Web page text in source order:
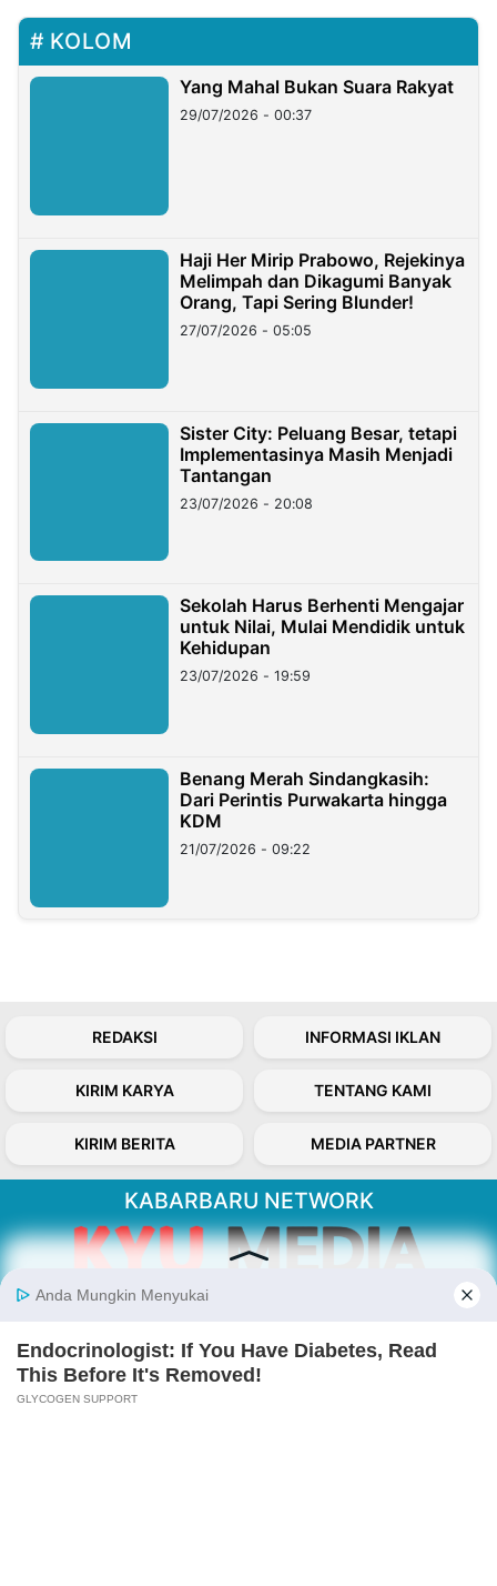
KOLOM
Yang Mahal Bukan Suara Rakyat
29/07/2026 - 00:37
Haji Her Mirip Prabowo, Rejekinya
Melimpah dan Dikagumi Banyak
Orang, Tapi Sering Blunder!
27/07/2026 - 05:05
Sister City: Peluang Besar, tetapi
Implementasinya Masih Menjadi
Tantangan
23/07/2026 - 20:08
Sekolah Harus Berhenti Mengajar
untuk Nilai, Mulai Mendidik untuk
Kehidupan
23/07/2026 - 19:59
Benang Merah Sindangkasih:
Dari Perintis Purwakarta hingga
KDM
21/07/2026 - 09:22
REDAKSI INFORMASI IKLAN
KIRIM KARYA TENTANG KAMI
KIRIM BERITA MEDIA PARTNER
KABARBARU NETWORK
Kabarbaru.co menyajikan berita aktual dan